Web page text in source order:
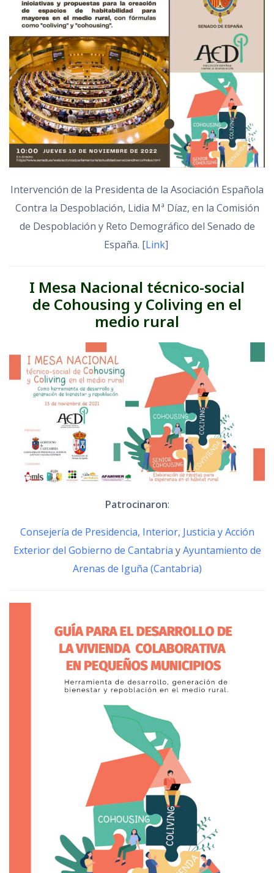
Intervención de la Presidenta de la Asociación Española
Contra la Despoblación, Lidia Mª Díaz, en la Comisión
de Despoblación y Reto Demográfico del Senado de
España. [Link]
I Mesa Nacional técnico-social
de Cohousing y Coliving en el
medio rural
Patrocinaron:
Consejería de Presidencia, Interior, Justicia y Acción
Exterior del Gobierno de Cantabria yAyuntamiento de
Arenas de Iguña (Cantabria)